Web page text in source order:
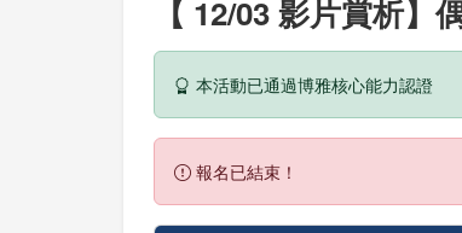
【 12/03 影片賞析
本活動已通過博雅核心能力認證
報名已結束！